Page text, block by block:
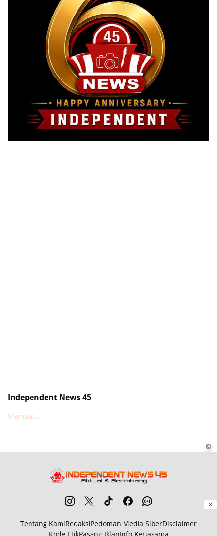
Independent News 45
Memuat...
X
✕
Tentang KamiRedaksiPedoman Media SiberDisclaimer
Kode EtikPasang IklanInfo Kerjasama